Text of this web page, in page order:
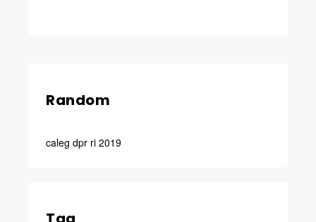
Random
caleg dpr ri 2019